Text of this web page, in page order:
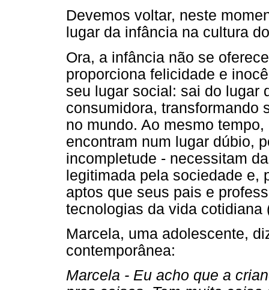
Devemos voltar, neste
lugar da infância na cultura
Ora, a infância não se
proporciona felicidade e
seu lugar social: sai do lugar
consumidora, transformando
no mundo. Ao mesmo
encontram num lugar dúbio,
incompletude - necessitam
legitimada pela sociedade e,
aptos que seus pais e
tecnologias da vida cotidiana
Marcela, uma adolescente,
contemporânea:
Marcela - Eu acho que a